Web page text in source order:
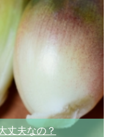
丈夫なの？